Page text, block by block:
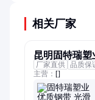
相关厂家
昆明固特瑞塑
厂家直供 品质保
主营： []